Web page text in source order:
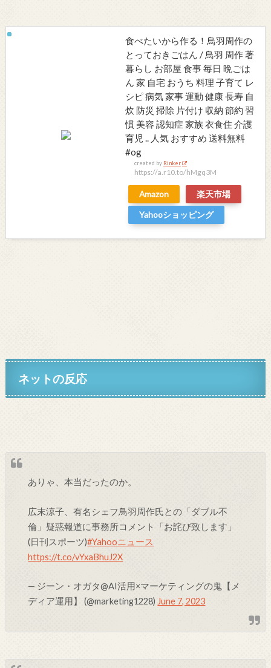
食べたいから作る！鳥羽周作の
とっておきごはん / 鳥羽 周作 著
暮らし お部屋 食事 毎日 晩ごは
ん 家 自宅 おうち 料理 子育て レ
シピ 病気 家事 運動 健康 長寿 自
炊 防災 掃除 片付け 収納 節約 習
慣 美容 認知症 家族 衣食住 介護
育児 .. 人気 おすすめ 送料無料
#og
created by Rinker
https://a.r10.to/hMgq3M
Amazon
楽天市場
Yahooショッピング
ネットの反応
ありゃ、本当だったのか。
広末涼子、有名シェフ鳥羽周作氏との「ダブル不
倫」疑惑報道に事務所コメント「お詫び致します」
(日刊スポーツ)#Yahooニュース
https://t.co/vYxaBhuJ2X
— ジーン・オガタ@AI活用×マーケティングの鬼【メ
ディア運用】 (@marketing1228) June 7, 2023